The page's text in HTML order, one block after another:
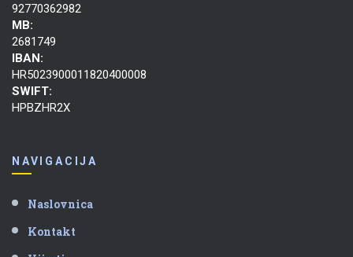
92770362982
MB:
2681749
IBAN:
HR5023900011820400008
SWIFT:
HPBZHR2X
NAVIGACIJA
Naslovnica
Kontakt